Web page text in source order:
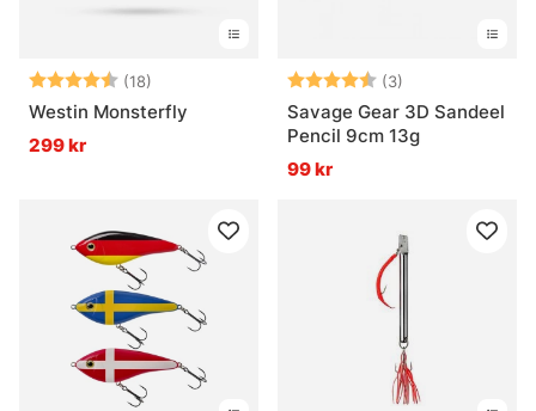
Betyg: (18)
4.8 utav 5 stjärnor
Westin Monsterfly
299 kr
Betyg: (3)
Savage Gear 3D Sandeel
Pencil 9cm 13g
99 kr